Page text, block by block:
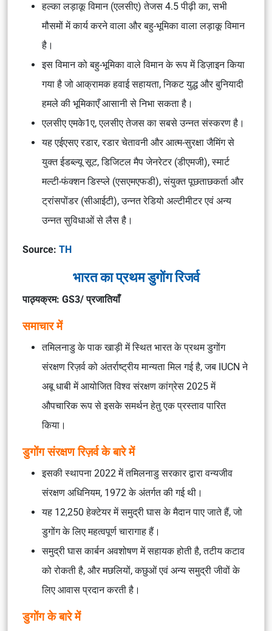
हल्का लड़ाकू विमान (एलसीए) तेजस 4.5 पीढ़ी का, सभी
मौसमों में कार्य करने वाला और बहु-भूमिका वाला लड़ाकू विमान
है।
इस विमान को बहु-भूमिका वाले विमान के रूप में डिज़ाइन किया
गया है जो आक्रामक हवाई सहायता, निकट युद्ध और बुनियादी
हमले की भूमिकाएँ आसानी से निभा सकता है।
एलसीए एमके1ए, एलसीए तेजस का सबसे उन्नत संस्करण है।
यह एईएसए रडार, रडार चेतावनी और आत्म-सुरक्षा जैमिंग से
युक्त ईडब्ल्यू सूट, डिजिटल मैप जेनरेटर (डीएमजी), स्मार्ट
मल्टी-फंक्शन डिस्प्ले (एसएमएफडी), संयुक्त पूछताछकर्ता और
ट्रांसपोंडर (सीआईटी), उन्नत रेडियो अल्टीमीटर एवं अन्य
उन्नत सुविधाओं से लैस है।
Source: TH
भारत का प्रथम डुगोंग रिजर्व
पाठ्यक्रम: GS3/ प्रजातियाँ
समाचार में
तमिलनाडु के पाक खाड़ी में स्थित भारत के प्रथम डुगोंग
संरक्षण रिज़र्व को अंतर्राष्ट्रीय मान्यता मिल गई है, जब IUCN ने
अबू धाबी में आयोजित विश्व संरक्षण कांग्रेस 2025 में
औपचारिक रूप से इसके समर्थन हेतु एक प्रस्ताव पारित
किया।
डुगोंग संरक्षण रिज़र्व के बारे में
इसकी स्थापना 2022 में तमिलनाडु सरकार द्वारा वन्यजीव
संरक्षण अधिनियम, 1972 के अंतर्गत की गई थी।
यह 12,250 हेक्टेयर में समुद्री घास के मैदान पाए जाते हैं, जो
डुगोंग के लिए महत्वपूर्ण चारागाह हैं।
समुद्री घास कार्बन अवशोषण में सहायक होती है, तटीय कटाव
को रोकती है, और मछलियों, कछुओं एवं अन्य समुद्री जीवों के
लिए आवास प्रदान करती है।
डुगोंग के बारे में